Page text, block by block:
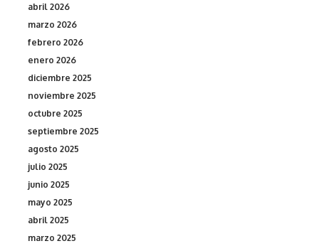
abril 2026
marzo 2026
febrero 2026
enero 2026
diciembre 2025
noviembre 2025
octubre 2025
septiembre 2025
agosto 2025
julio 2025
junio 2025
mayo 2025
abril 2025
marzo 2025